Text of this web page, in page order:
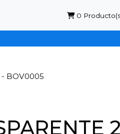
0
- BOV0005